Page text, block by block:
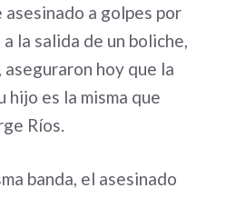
a golpes por
la salida de un boliche,
hoy que la
hijo es la misma que
Ríos.
banda, el asesinado